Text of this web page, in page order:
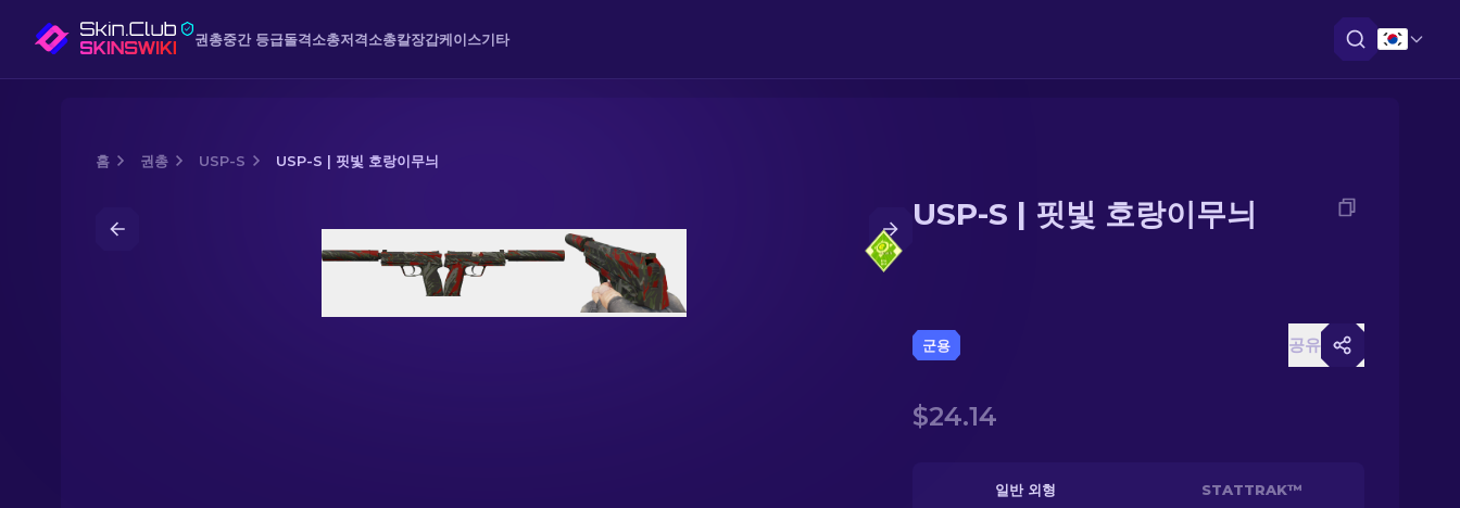
권총중간 등급돌격소총저격소총칼장갑케이스기타
홈 권총 USP-S USP-S | 핏빛 호랑이무늬
USP-S | 핏빛 호랑이무늬
군용 공유
$24.14
일반 외형 STATTRAK™